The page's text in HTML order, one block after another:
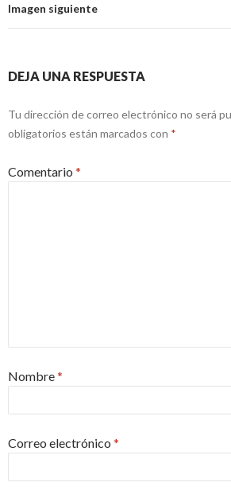
Imagen siguiente
DEJA UNA RESPUESTA
Tu dirección de correo electrónico no será
obligatorios están marcados con *
Comentario *
Nombre*
Correo electrónico *